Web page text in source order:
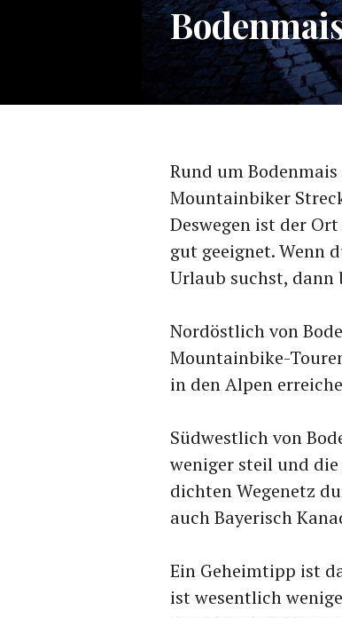
Rund um
Mountainbiker
Deswegen ist der
gut geeignet. Wenn
Urlaub suchst,
Nordöstlich von
Mountainbike-
in den Alpen
Südwestlich von
weniger steil und
dichten Wegenetz
auch Bayerisch
Ein Geheimtipp ist
ist wesentlich